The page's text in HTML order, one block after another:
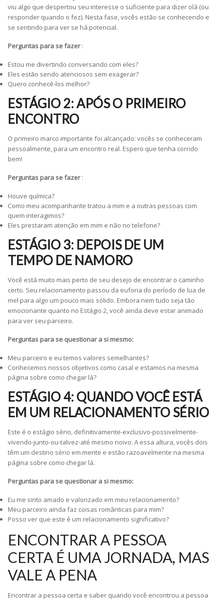
viu algo que despertou seu interesse o suficiente para dizer olá (ou
responder quando o fez). Nesta fase, vocês estão se conhecendo e
se sentindo para ver se há potencial.
Perguntas para se fazer:
Estou me divertindo conversando com eles?
Eles estão sendo atenciosos sem exagerar?
Quero conhecê-los melhor?
ESTÁGIO 2: APÓS O PRIMEIRO
ENCONTRO
O primeiro marco importante foi alcançado: vocês se conheceram
pessoalmente, para um encontro real. Espero que tenha corrido
bem!
Perguntas para se fazer:
Houve química?
Como meu acompanhante tratou a mim e a outras pessoas com
quem interagimos?
Eles prestaram atenção em mim e não no telefone?
ESTÁGIO 3: DEPOIS DE UM
TEMPO DE NAMORO
Você está muito mais perto de seu desejo de encontrar o caminho
certo. Seu relacionamento passou da euforia do período de lua de
mel para algo um pouco mais sólido. Embora nem tudo seja tão
emocionante quanto no Estágio 2, você ainda deve estar animado
para ver seu parceiro.
Perguntas para se questionar a si mesmo:
Meu parceiro e eu temos valores semelhantes?
Conhecemos nossos objetivos como casal e estamos na mesma
página sobre como chegar lá?
ESTÁGIO 4: QUANDO VOCÊ ESTÁ
EM UM RELACIONAMENTO SÉRIO
Este é o estágio sério, definitivamente-exclusivo-possivelmente-
vivendo-junto-ou-talvez-até mesmo noivo. A essa altura, vocês dois
têm um destino sério em mente e estão razoavelmente na mesma
página sobre como chegar lá.
Perguntas para se questionar a si mesmo:
Eu me sinto amado e valorizado em meu relacionamento?
Meu parceiro ainda faz coisas românticas para mim?
Posso ver que este é um relacionamento significativo?
ENCONTRAR A PESSOA
CERTA É UMA JORNADA, MAS
VALE A PENA
Encontrar a pessoa certa e saber quando você encontrou a pessoa